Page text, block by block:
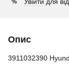
Опис
3911032390